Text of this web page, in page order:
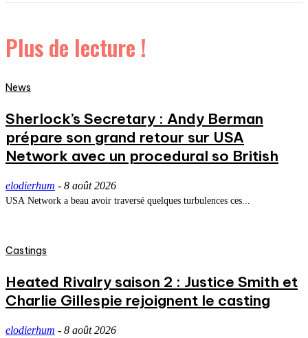
Plus de lecture !
News
Sherlock’s Secretary : Andy Berman
prépare son grand retour sur USA
Network avec un procedural so British
elodierhum - 8 août 2026
USA Network a beau avoir traversé quelques turbulences ces...
Castings
Heated Rivalry saison 2 : Justice Smith et
Charlie Gillespie rejoignent le casting
elodierhum - 8 août 2026